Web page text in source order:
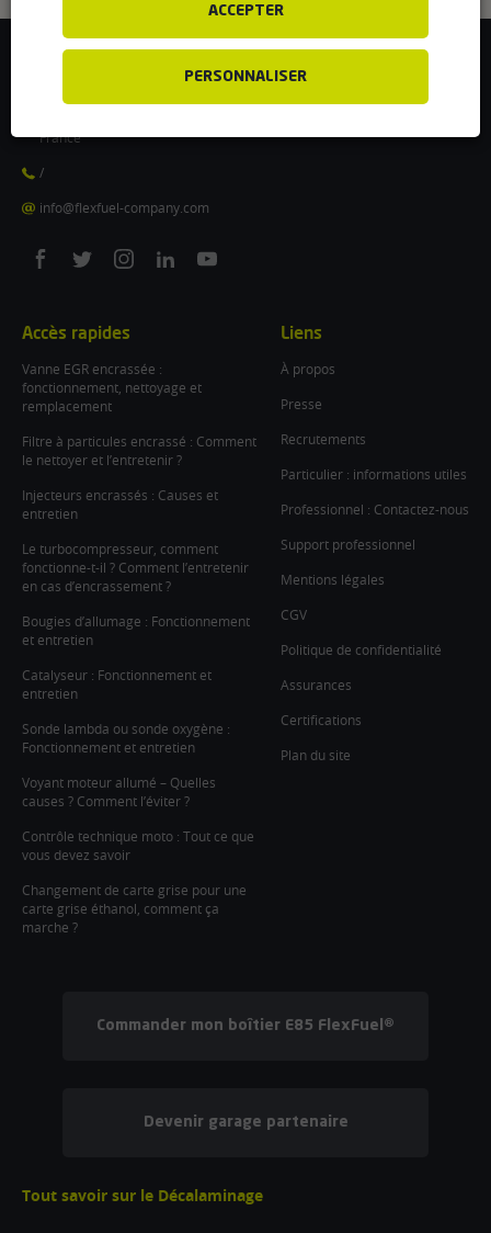
5 avenue des Renardières
France
/
info@flexfuel-company.com
On
On
On
On
On
Accès rapides
Vanne EGR encrassée :
fonctionnement, nettoyage et
remplacement
Filtre à particules encrassé : Comment
le nettoyer et l’entretenir ?
Injecteurs encrassés : Causes et
entretien
Le turbocompresseur, comment
fonctionne-t-il ? Comment l’entretenir
en cas d’encrassement ?
Bougies d’allumage : Fonctionnement
et entretien
Catalyseur : Fonctionnement et
entretien
Sonde lambda ou sonde oxygène :
Fonctionnement et entretien
Voyant moteur allumé – Quelles
causes ? Comment l’éviter ?
Contrôle technique moto : Tout ce que
vous devez savoir
Changement de carte grise pour une
carte grise éthanol, comment ça
marche ?
Liens
À propos
Presse
Recrutements
Particulier : informations utiles
Professionnel : Contactez-nous
Support professionnel
Mentions légales
CGV
Politique de confidentialité
Assurances
Certifications
Plan du site
Commander mon boîtier E85 FlexFuel®
Devenir garage partenaire
Tout savoir sur le Décalaminage
ACCEPTER
PERSONNALISER